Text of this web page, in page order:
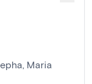
Maria